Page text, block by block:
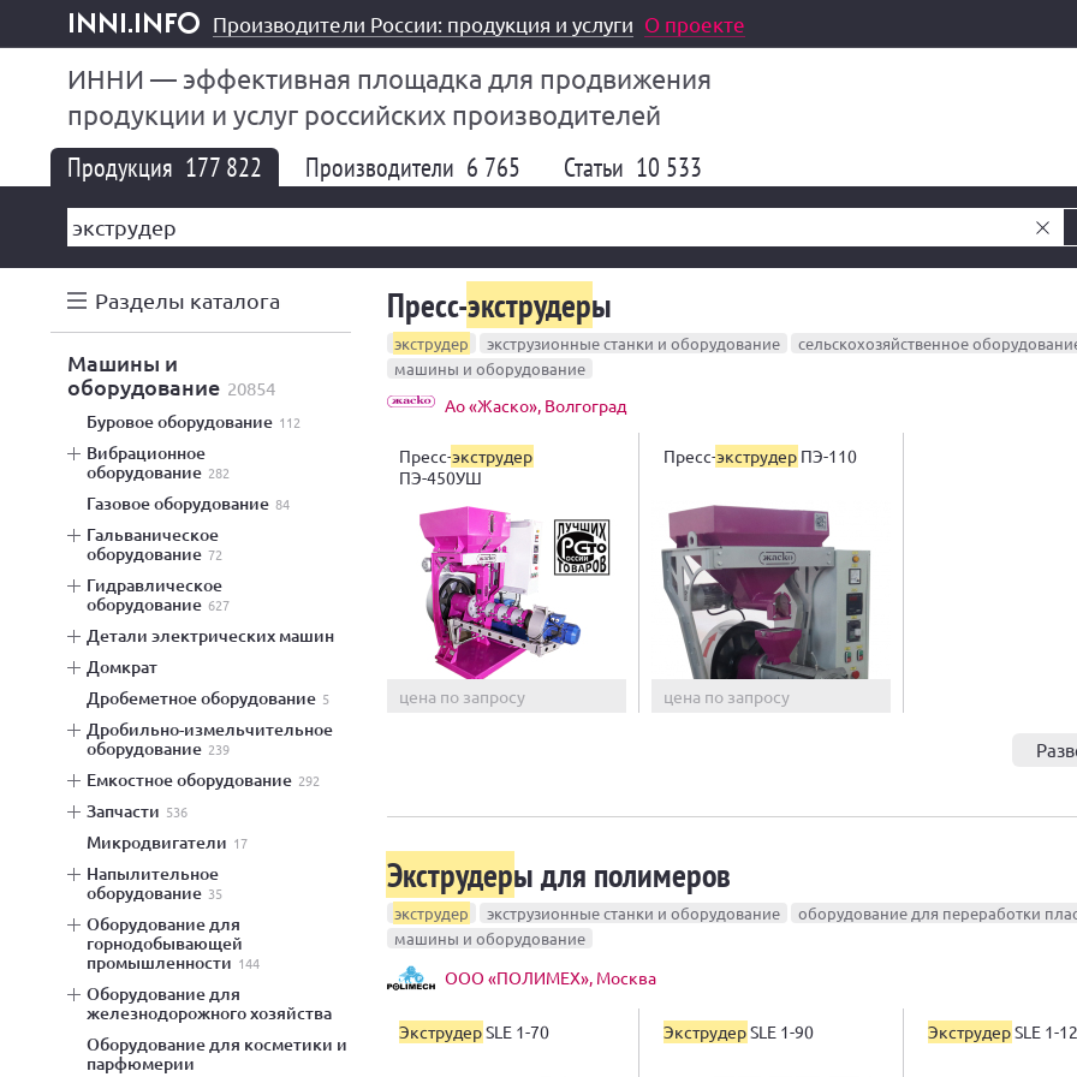
inni.info
Производители России: продукция и услуги О проекте
ИННИ — эффективная площадка для продвижения
продукции и услуг российских производителей
Продукция 177 822 Производители 6 765 Статьи 10 533
Разделы каталога
машины и
оборудование 20854
буровое оборудование 112
вибрационное
оборудование 282
газовое оборудование 84
гальваническое
оборудование 72
гидравлическое
оборудование 627
детали электрических машин
домкрат
дробеметное оборудование 5
дробильно-измельчительное
оборудование 239
емкостное оборудование 292
запчасти 536
микродвигатели 17
напылительное
оборудование 35
оборудование для
горнодобывающей
промышленности 144
оборудование для
железнодорожного хозяйства
оборудование для косметики и
парфюмерии
Пресс-экструдеры
экструдер экструзионные станки и оборудование
сельскохозяйственное
машины и оборудование
Ао «Жаско», Волгоград
Пресс-экструдер
ПЭ-450УШ
цена по запросу
Пресс-экструдер ПЭ-110
цена по запросу
Экструдеры для полимеров
экструдер экструзионные станки и оборудование
оборудование для переработки
машины и оборудование
ООО «ПОЛИМЕХ», Москва
ЭкструдерSLE 1-70 ЭкструдерSLE 1-90 ЭкструдерSLE 1-